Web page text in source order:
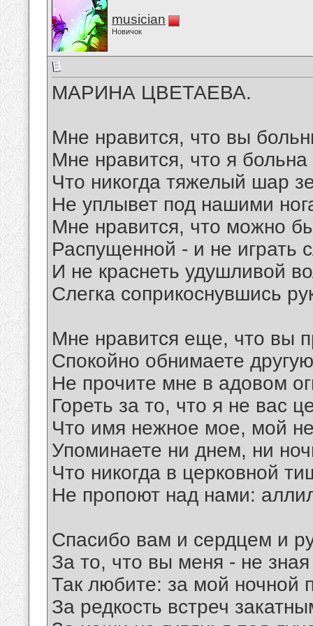
musician
Новичок
МАРИНА ЦВЕТАЕВА.
Мне нравится, что вы
Мне нравится, что я
Что никогда тяжелый шар
Не уплывет под нашими
Мне нравится, что можно
Распущенной - и не играть
И не краснеть удушливой
Слегка соприкоснувшись
Мне нравится еще, что вы
Спокойно обнимаете
Не прочите мне в адовом
Гореть за то, что я не вас
Что имя нежное мое, мой
Упоминаете ни днем, ни
Что никогда в церковной
Не пропоют над нами:
Спасибо вам и сердцем и
За то, что вы меня - не
Так любите: за мой ночной
За редкость встреч